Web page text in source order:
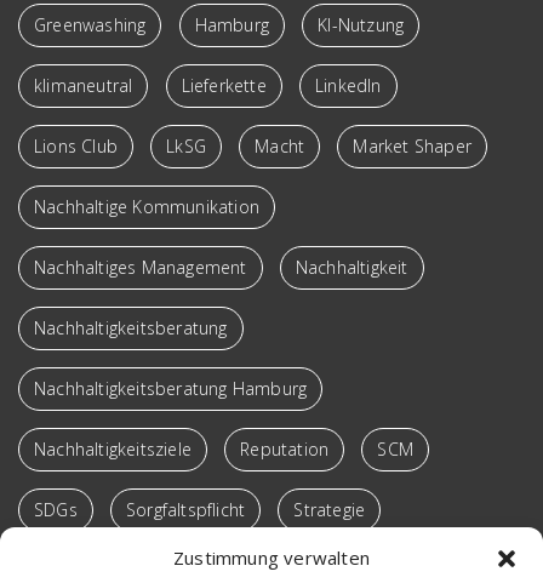
Zustimmung verwalten
Greenwashing Hamburg KI-Nutzung
klimaneutral Lieferkette LinkedIn
Lions Club LkSG Macht Market Shaper
Nachhaltige Kommunikation
Nachhaltiges Management Nachhaltigkeit
Nachhaltigkeitsberatung
Nachhaltigkeitsberatung Hamburg
Nachhaltigkeitsziele Reputation SCM
SDGs Sorgfaltspflicht Strategie
Sustainable SCM